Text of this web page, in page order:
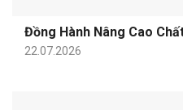
Đồng Hành Nâng Cao
22.07.2026